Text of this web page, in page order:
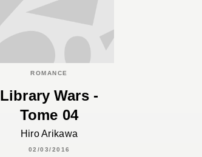
ROMANCE
Library Wars -
Tome 04
Hiro Arikawa
02/03/2016